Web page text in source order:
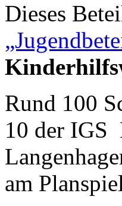
Dieses
Rund 100
10 der IGS
am